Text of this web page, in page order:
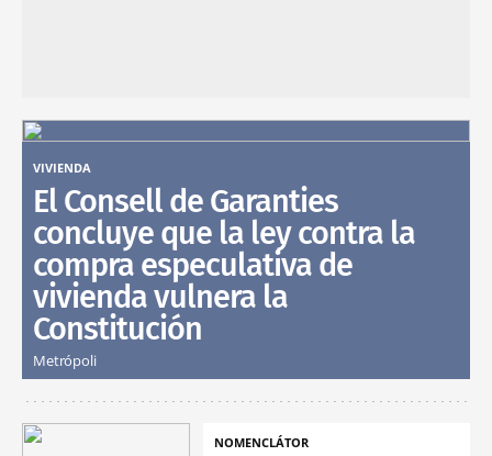
VIVIENDA
El Consell de Garanties
concluye que la ley contra la
compra especulativa de
vivienda vulnera la
Constitución
Metrópoli
NOMENCLÁTOR